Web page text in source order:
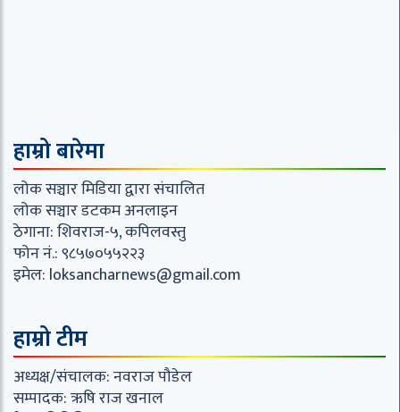
हाम्रो बारेमा
लोक सञ्चार मिडिया द्वारा संचालित
लोक सञ्चार डटकम अनलाइन
ठेगाना: शिवराज-५, कपिलवस्तु
फोन नं.: ९८५७०५५२२३
इमेल: loksancharnews@gmail.com
हाम्रो टीम
अध्यक्ष/संचालक: नवराज पौडेल
सम्पादक: ऋषि राज खनाल